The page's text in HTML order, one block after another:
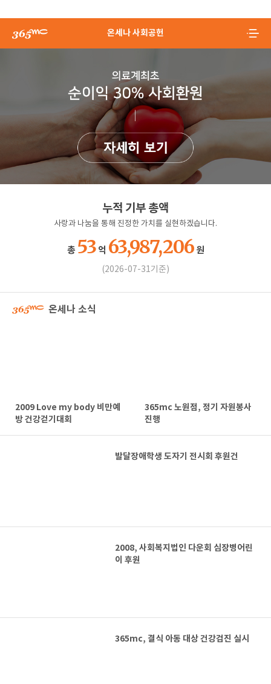
온세나 사회공헌
누적 기부 총액
사랑과 나눔을 통해 진정한 가치를 실현하겠습니다.
총 53억 63,987,206원
(2026-07-31기준)
온세나 소식
2009 Love my body 비만예
방 건강걷기대회
365mc 노원점, 정기 자원봉사
진행
발달장애학생 도자기 전시회 후원건
2008, 사회복지법인 다운회 심장병어린
이 후원
365mc, 결식 아동 대상 건강검진 실시